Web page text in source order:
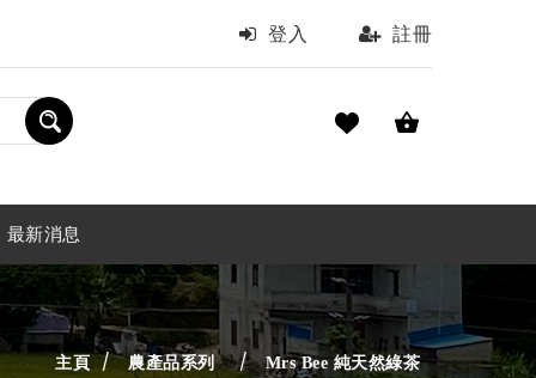
登入 註冊
最新消息
主頁 農產品系列 Mrs Bee 純天然綠茶